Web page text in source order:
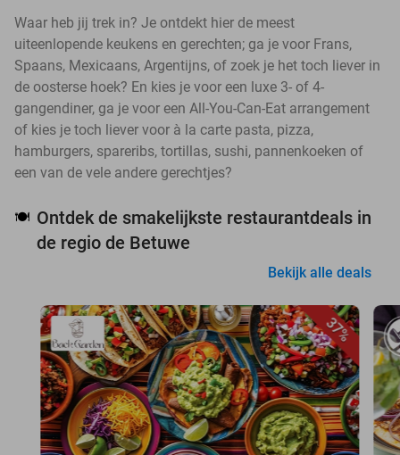
Waar heb jij trek in? Je ontdekt hier de meest
uiteenlopende keukens en gerechten; ga je voor Frans,
Spaans, Mexicaans, Argentijns, of zoek je het toch liever in
de oosterse hoek? En kies je voor een luxe 3- of 4-
gangendiner, ga je voor een All-You-Can-Eat arrangement
of kies je toch liever voor à la carte pasta, pizza,
hamburgers, spareribs, tortillas, sushi, pannenkoeken of
een van de vele andere gerechtjes?
🍽️ Ontdek de smakelijkste restaurantdeals in
de regio de Betuwe
Bekijk alle deals
37%